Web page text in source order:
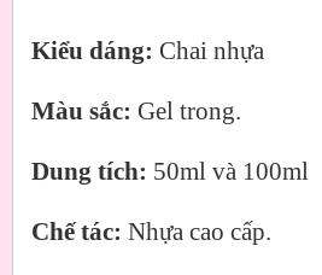
Kiểu dáng: Chai nhựa
Màu sắc: Gel trong.
Dung tích: 50ml và 100ml
Chế tác: Nhựa cao cấp.